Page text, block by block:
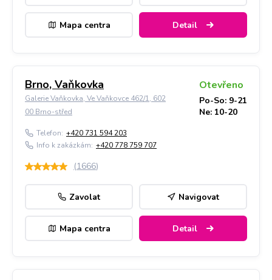
Mapa centra Detail
Brno, Vaňkovka
Galerie Vaňkovka, Ve Vaňkovce 462/1, 602
00 Brno-střed
Otevřeno
Po-So: 9-21
Ne: 10-20
Telefon: +420 731 594 203
Info k zakázkám: +420 778 759 707
(1666)
Zavolat Navigovat
Mapa centra Detail